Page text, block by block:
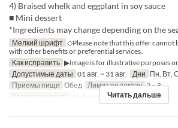
4) Braised whelk and eggplant in soy sauce
■ Mini dessert
*Ingredients may change depending on the
Мелкий шрифт ◇Please note that this offer cannot
with other benefits or preferential services.
Как исправить ▶Image is for illustrative purposes
Допустимые даты 01 авг. ~ 31 авг. Дни Пн, Вт,
Приемы пищи Обед Лимит по заказу 2 ~ 8
Категория места
Hall seats Читать дальше